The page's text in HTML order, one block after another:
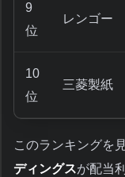
9
位
レンゴー
10
位
三菱製紙
このランキングを
ディングスが配当